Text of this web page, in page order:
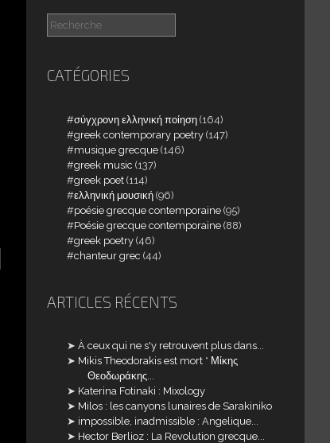
CATÉGORIES
σύγχρονη ελληνική ποίηση (164)
greek contemporary poetry (147)
musique grecque (146)
greek music (137)
greek poet (114)
ελληνική μουσική (96)
poésie grecque contemporaine (95)
Poésie grecque contemporaine (88)
greek poetry (46)
chanteur grec (44)
ARTICLES RÉCENTS
À ceux qui ne s'y retrouvent plus dans...
Mikis Theodorakis est mort * Μίκης
Θεοδωράκης...
Katerina Fotinaki : Mixology
Milos : les canyons lunaires de Sarakiniko
impossible, inadmissible : Angelique...
Hector Berlioz : La Revolution grecque...